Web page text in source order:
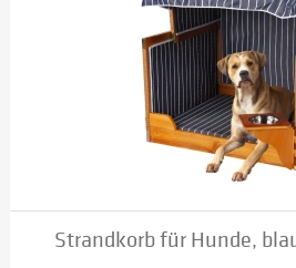
Strandkorb für Hunde,